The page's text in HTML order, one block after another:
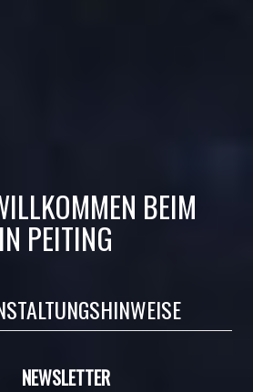
BEIM
PEITING
NEWSLETTER